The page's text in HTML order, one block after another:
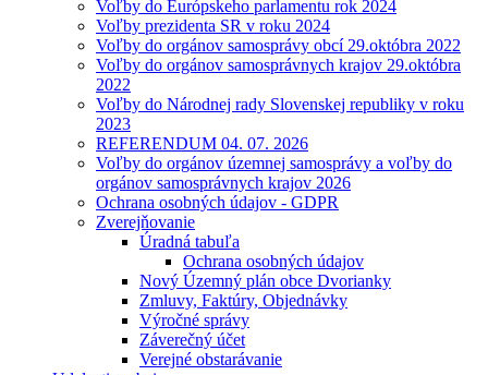
Voľby do Európskeho parlamentu rok 2024
Voľby prezidenta SR v roku 2024
Voľby do orgánov samosprávy obcí 29.októbra 2022
Voľby do orgánov samosprávnych krajov 29.októbra
2022
Voľby do Národnej rady Slovenskej republiky v roku
2023
REFERENDUM 04. 07. 2026
Voľby do orgánov územnej samosprávy a voľby do
orgánov samosprávnych krajov 2026
Ochrana osobných údajov - GDPR
Zverejňovanie
Úradná tabuľa
Ochrana osobných údajov
Nový Územný plán obce Dvorianky
Zmluvy, Faktúry, Objednávky
Výročné správy
Záverečný účet
Verejné obstarávanie